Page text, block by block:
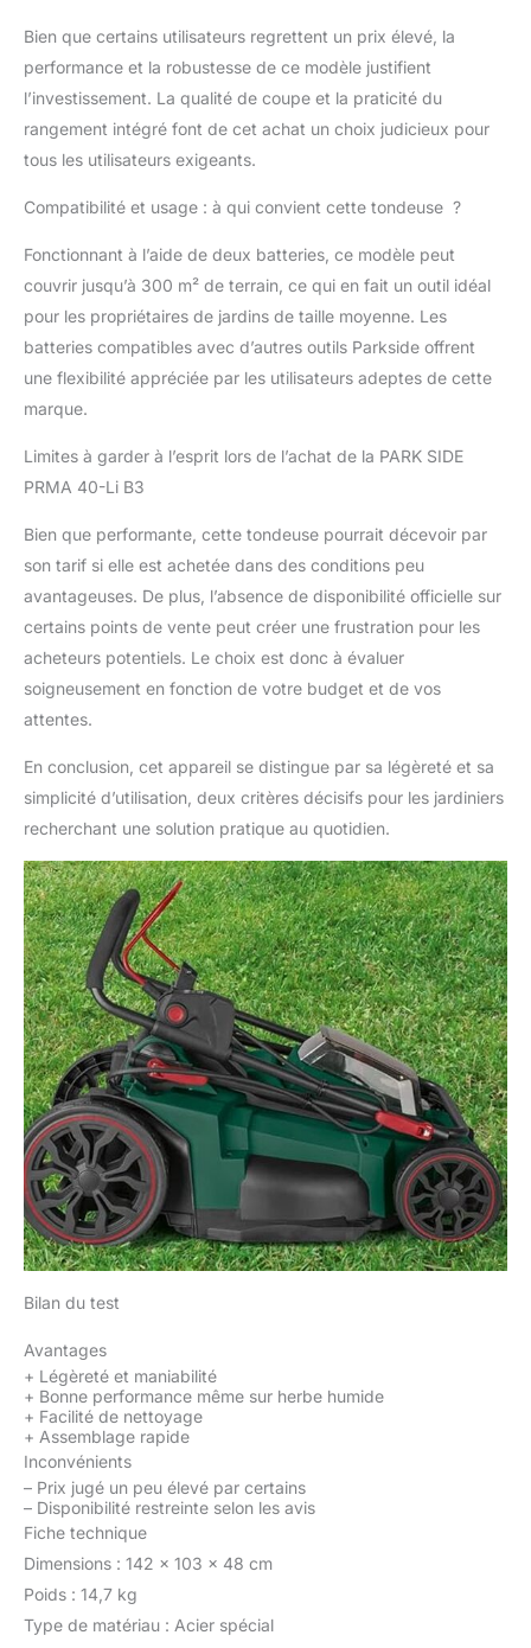
niveaux, retrait des bords
des deux côtés pour une
tonte propre et proche
des bords Lame affûtée
en acier spécial, livrée
sans batteries ni
Bien que certains utilisateurs regrettent un prix élevé, la
performance et la robustesse de ce modèle justifient
l’investissement. La qualité de coupe et la praticité du
rangement intégré font de cet achat un choix judicieux pour
tous les utilisateurs exigeants.
Compatibilité et usage : à qui convient cette tondeuse ?
Fonctionnant à l’aide de deux batteries, ce modèle peut
couvrir jusqu’à 300 m² de terrain, ce qui en fait un outil idéal
pour les propriétaires de jardins de taille moyenne. Les
batteries compatibles avec d’autres outils Parkside offrent
une flexibilité appréciée par les utilisateurs adeptes de cette
marque.
Limites à garder à l’esprit lors de l’achat de la PARK SIDE
PRMA 40-Li B3
Bien que performante, cette tondeuse pourrait décevoir par
son tarif si elle est achetée dans des conditions peu
avantageuses. De plus, l’absence de disponibilité officielle sur
certains points de vente peut créer une frustration pour les
acheteurs potentiels. Le choix est donc à évaluer
soigneusement en fonction de votre budget et de vos
attentes.
En conclusion, cet appareil se distingue par sa légèreté et sa
simplicité d’utilisation, deux critères décisifs pour les jardiniers
recherchant une solution pratique au quotidien.
Bilan du test
Avantages
+ Légèreté et maniabilité
+ Bonne performance même sur herbe humide
+ Facilité de nettoyage
+ Assemblage rapide
Inconvénients
– Prix jugé un peu élevé par certains
– Disponibilité restreinte selon les avis
Fiche technique
Dimensions : 142 x 103 x 48 cm
Poids : 14,7 kg
Type de matériau : Acier spécial